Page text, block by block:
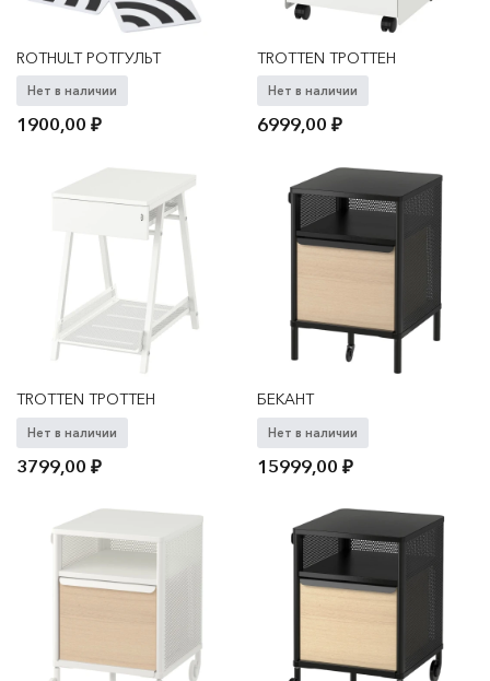
ROTHULT РОТГУЛЬТ
Нет в наличии
1900,00₽
TROTTEN ТРОТТЕН
Нет в наличии
6999,00₽
TROTTEN ТРОТТЕН
Нет в наличии
3799,00₽
БЕКАНТ
Нет в наличии
15999,00₽